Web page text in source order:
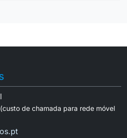
(custo de chamada para rede móvel